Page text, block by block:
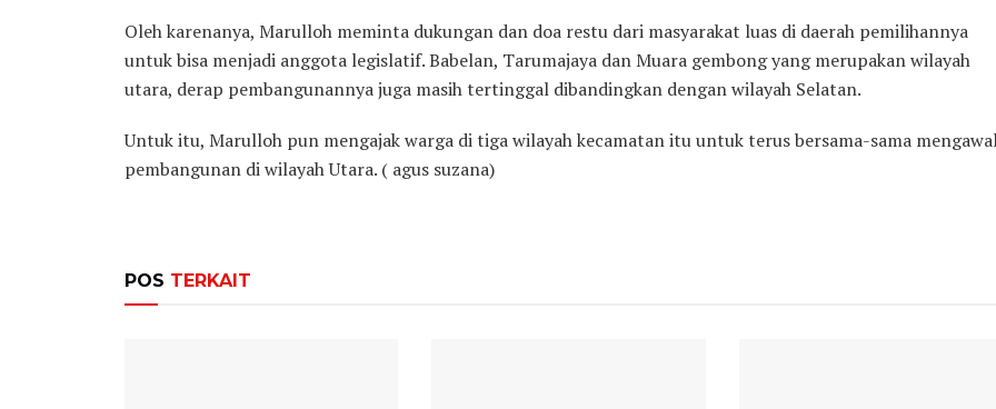
Oleh karenanya, Marulloh meminta dukungan dan doa restu dari masyarakat luas di daerah pemilihannya
untuk bisa menjadi anggota legislatif. Babelan, Tarumajaya dan Muara gembong yang merupakan wilayah
utara, derap pembangunannya juga masih tertinggal dibandingkan dengan wilayah Selatan.
Untuk itu, Marulloh pun mengajak warga di tiga wilayah kecamatan itu untuk terus bersama-sama
pembangunan di wilayah Utara. ( agus suzana)
POS TERKAIT